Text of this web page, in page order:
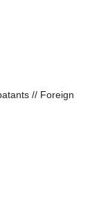
// Foreign